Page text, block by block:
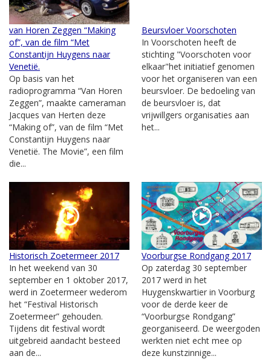
van Horen Zeggen “Making
of”, van de film “Met
Constantijn Huygens naar
Venetië.
Op basis van het
radioprogramma “Van Horen
Zeggen”, maakte cameraman
Jacques van Herten deze
“Making of”, van de film “Met
Constantijn Huygens naar
Venetië. The Movie”, een film
die...
Beursvloer Voorschoten
In Voorschoten heeft de
stichting "Voorschoten voor
elkaar"het initiatief genomen
voor het organiseren van een
beursvloer. De bedoeling van
de beursvloer is, dat
vrijwillgers organisaties aan
het...
Historisch Zoetermeer 2017
In het weekend van 30
september en 1 oktober 2017,
werd in Zoetermeer wederom
het “Festival Historisch
Zoetermeer” gehouden.
Tijdens dit festival wordt
uitgebreid aandacht besteed
aan de...
Voorburgse Rondgang 2017
Op zaterdag 30 september
2017 werd in het
Huygenskwartier in Voorburg
voor de derde keer de
“Voorburgse Rondgang”
georganiseerd. De weergoden
werkten niet echt mee op
deze kunstzinnige...